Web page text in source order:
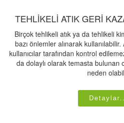
TEHLİKELİ ATIK GERİ
Birçok tehlikeli atık ya da tehlikeli
bazı önlemler alınarak kullanılabilir.
kullanıcılar tarafından kontrol
da dolaylı olarak temasta bulunan
neden